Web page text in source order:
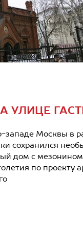
УЛИЦЕ
западе Москвы в
сохранился
дом с
по проекту